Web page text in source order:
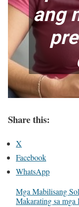
Share this:
X
Facebook
WhatsApp
Mga Mabilisang
Makarating sa